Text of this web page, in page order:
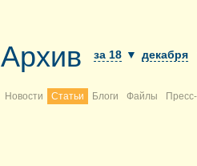
Архив за 18 ▼ декабря
Новости Статьи Блоги Файлы